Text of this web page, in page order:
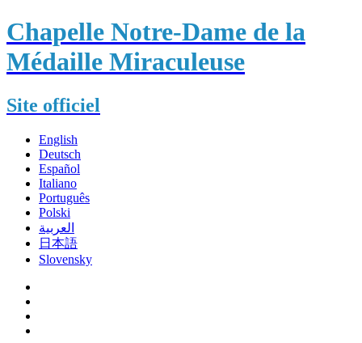
Chapelle Notre-Dame de la
Médaille Miraculeuse
Site officiel
English
Deutsch
Español
Italiano
Português
Polski
العربية
日本語
Slovensky